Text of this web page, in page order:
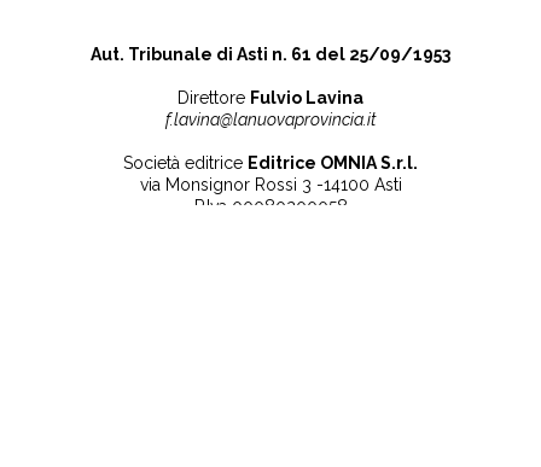
Aut. Tribunale di Asti n. 61 del 25/09/1953
Direttore Fulvio Lavina
f.lavina@lanuovaprovincia.it
Società editrice Editrice OMNIA S.r.l.
via Monsignor Rossi 3 -14100 Asti
P.Iva 00080200058